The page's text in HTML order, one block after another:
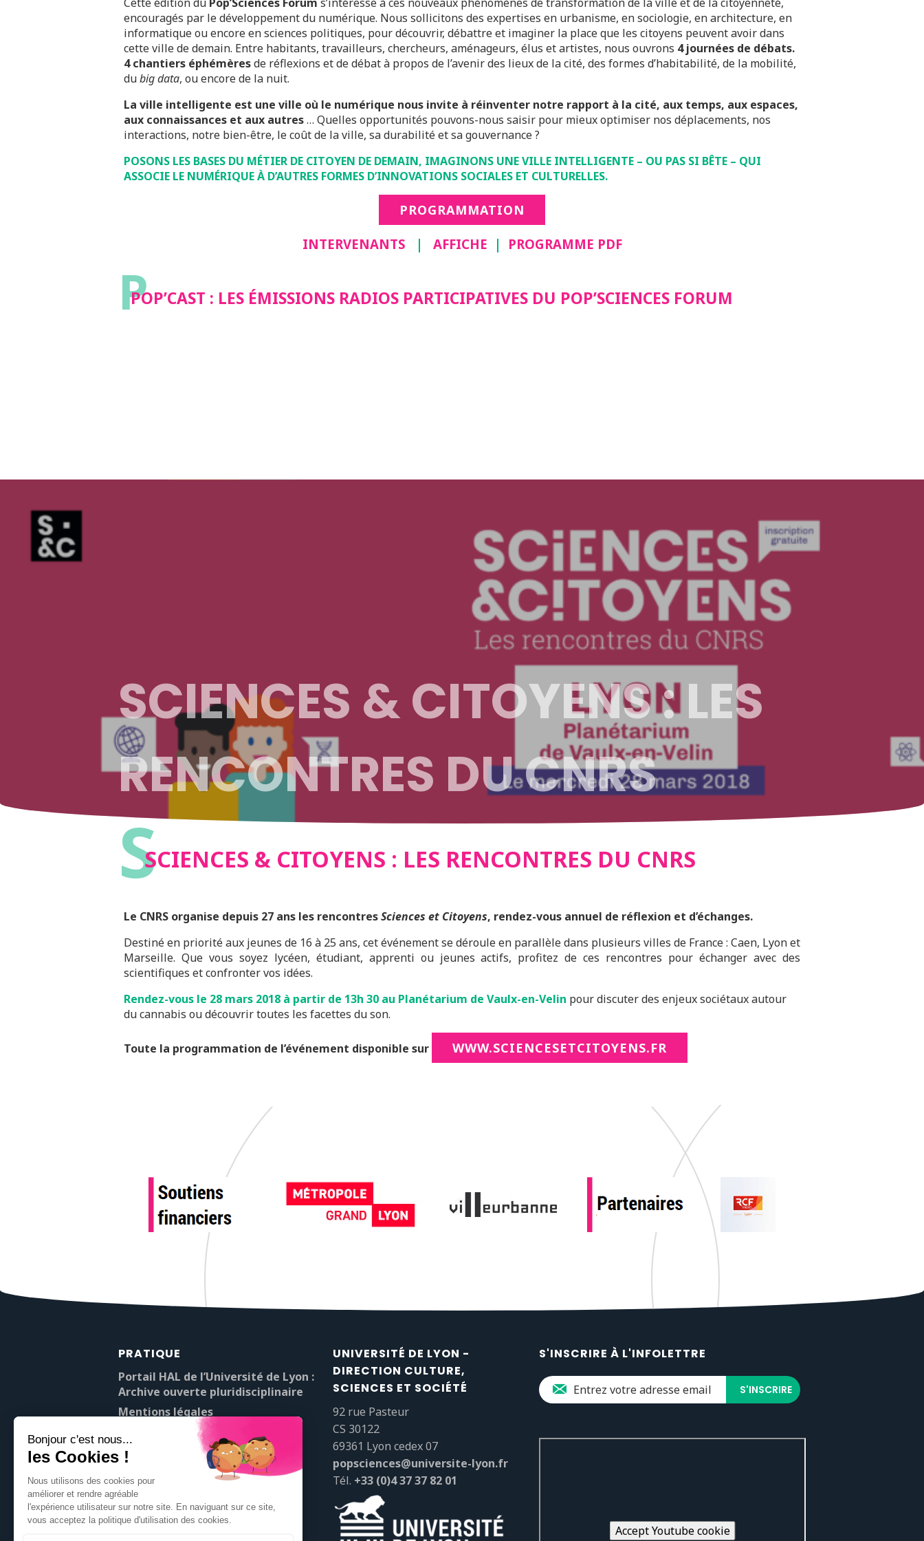
encouragés par le développement du numérique. Nous sollicitons des expertises en urbanisme, en sociologie, en architecture, en
informatique ou encore en sciences politiques, pour découvrir, débattre et imaginer la place que les citoyens peuvent avoir dans
cette ville de demain. Entre habitants, travailleurs, chercheurs, aménageurs, élus et artistes, nous ouvrons 4 journées de débats.
4 chantiers éphémèresde réflexions et de débat à propos de l’avenir des lieux de la cité, des formes d’habitabilité, de la mobilité,
dubig data, ou encore de la nuit.
La ville intelligente est une ville où le numérique nous invite à réinventer notre rapport à la cité, aux temps, aux espaces,
aux connaissances et aux autres… Quelles opportunités pouvons-nous saisir pour mieux optimiser nos déplacements, nos
interactions, notre bien-être, le coût de la ville, sa durabilité et sa gouvernance ?
POSONS LES BASES DU MÉTIER DE CITOYEN DE DEMAIN, IMAGINONS UNE VILLE INTELLIGENTE – OU PAS SI BÊTE – QUI
ASSOCIE LE NUMÉRIQUE À D’AUTRES FORMES D’INNOVATIONS SOCIALES ET CULTURELLES.
PROGRAMMATION
INTERVENANTS | AFFICHE | PROGRAMME PDF
P
POP’CAST : LES ÉMISSIONS RADIOS PARTICIPATIVES DU POP’SCIENCES FORUM
SCIENCES & CITOYENS : LES
RENCONTRES DU CNRS
SSCIENCES & CITOYENS : LES RENCONTRES DU CNRS
Le CNRS organise depuis 27 ans les rencontresSciences et Citoyens, rendez-vous annuel de réflexion et d’échanges.
Destiné en priorité aux jeunes de 16 à 25 ans, cet événement se déroule en parallèle dans plusieurs villes de France : Caen, Lyon et
Marseille. Que vous soyez lycéen, étudiant, apprenti ou jeunes actifs, profitez de ces rencontres pour échanger avec des
scientifiques et confronter vos idées.
Rendez-vous le 28 mars 2018 à partir de 13h 30 au Planétarium de Vaulx-en-Velin pour discuter des enjeux sociétaux autour
du cannabis ou découvrir toutes les facettes du son.
Toute la programmation de l’événement disponible sur WWW.SCIENCESETCITOYENS.FR
PRATIQUE
Portail HAL de l’Université de Lyon :
Archive ouverte pluridisciplinaire
Mentions légales
À propos de Pop’Sciences
Contact
UNIVERSITÉ DE LYON -
DIRECTION CULTURE,
SCIENCES ET SOCIÉTÉ
92 rue Pasteur
CS 30122
69361 Lyon cedex 07
popsciences@universite-lyon.fr
Tél. +33 (0)4 37 37 82 01
S'INSCRIRE À L'INFOLETTRE
Accept Youtube cookie